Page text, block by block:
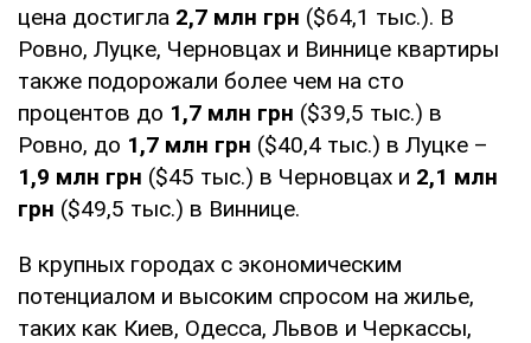
цена достигла 2,7 млн грн ($64,1 тыс.). В
Ровно, Луцке, Черновцах и Виннице квартиры
также подорожали более чем на сто
процентов до 1,7 млн грн ($39,5 тыс.) в
Ровно, до 1,7 млн грн ($40,4 тыс.) в Луцке –
1,9 млн грн ($45 тыс.) в Черновцах и 2,1 млн
грн ($49,5 тыс.) в Виннице.
В крупных городах с экономическим
потенциалом и высоким спросом на жилье,
таких как Киев, Одесса, Львов и Черкассы,